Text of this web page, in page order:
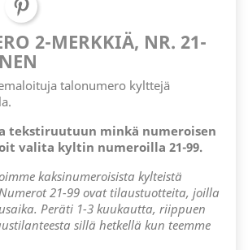
2-MERKKIÄ, NR. 21-
talonumero kylttejä
tekstiruutuun minkä numeroisen
valita kyltin numeroilla 21-99.
kaksinumeroisista kylteistä
21-99 ovat tilaustuotteita, joilla
Peräti 1-3 kuukautta, riippuen
sillä hetkellä kun teemme